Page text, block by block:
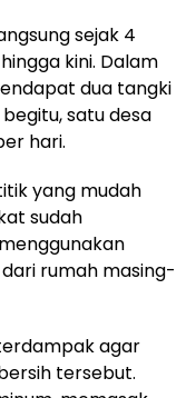
sejak 4
kini. Dalam
dua tangki
satu desa
hari.
yang mudah
sudah
rumah masing-
agar
tersebut.